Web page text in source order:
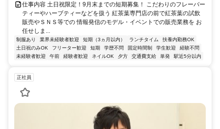
仕事内容 土日祝限定！9月末までの短期募集！ こだわりのフレーバー
ティーやハーブティーなどを扱う 紅茶葉専門店の前で紅茶葉の試飲
販売やＳＮＳ等での 情報発信のモデル・イベントでの販売業務を お
任せしま...
制服あり 業界未経験者歓迎 短期（3ヵ月以内） ランチタイム
扶養内勤務OK
土日祝のみOK
フリーター歓迎 短期 学歴不問 固定時間制 学生歓迎
経験不問
未経験者歓迎
午前 経験者歓迎 ネイルOK 夕方 交通費支給 単発 駅近5分以内
正社員